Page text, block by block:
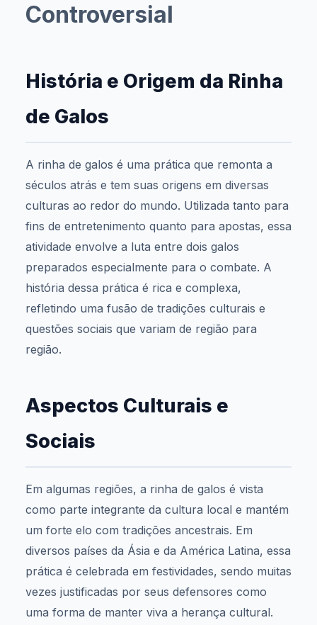
Controversial
História e Origem da Rinha
de Galos
A rinha de galos é uma prática que remonta a
séculos atrás e tem suas origens em diversas
culturas ao redor do mundo. Utilizada tanto para
fins de entretenimento quanto para apostas, essa
atividade envolve a luta entre dois galos
preparados especialmente para o combate. A
história dessa prática é rica e complexa,
refletindo uma fusão de tradições culturais e
questões sociais que variam de região para
região.
Aspectos Culturais e
Sociais
Em algumas regiões, a rinha de galos é vista
como parte integrante da cultura local e mantém
um forte elo com tradições ancestrais. Em
diversos países da Ásia e da América Latina, essa
prática é celebrada em festividades, sendo muitas
vezes justificadas por seus defensores como
uma forma de manter viva a herança cultural.